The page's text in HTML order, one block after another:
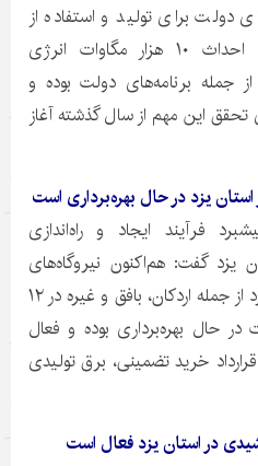
دولت برای تولید و استفاده از
مگاوات انرژی
جمله برنامه‌های دولت بوده و
تحقق این مهم از سال گذشته آغاز
فرآیند ایجاد و راه‌اندازی
یزد گفت: هم‌اکنون نیروگاه‌های
بافق و غیره در ۱۲
۸۴ مگاوات در حال بهره‌برداری بوده و فعال
خرید تضمینی، برق تولیدی